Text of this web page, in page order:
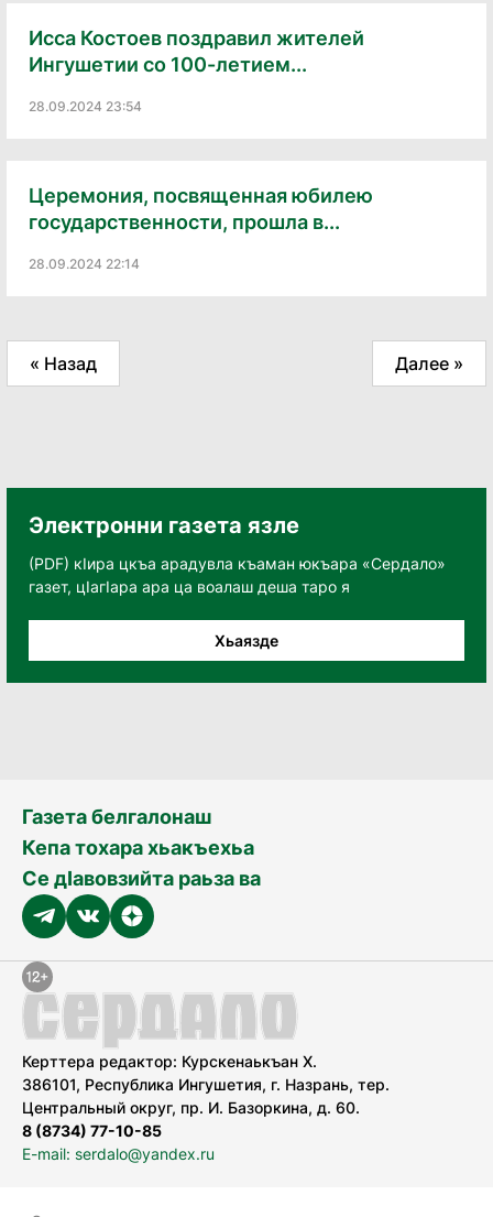
Исса Костоев поздравил жителей
Ингушетии со 100-летием...
28.09.2024 23:54
Церемония, посвященная юбилею
государственности, прошла в...
28.09.2024 22:14
« Назад Далее »
Электронни газета язле
(PDF) кӀира цкъа арадувла къаман юкъара «Сердало»
газет, цӀагӀара ара ца воалаш деша таро я
Хьаязде
Газета белгалонаш
Кепа тохара хьакъехьа
Се дӀавовзийта раьза ва
Керттера редактор: Курскенаькъан Х.
386101, Республика Ингушетия, г. Назрань, тер.
Центральный округ, пр. И. Базоркина, д. 60.
8 (8734) 77-10-85
E-mail: serdalo@yandex.ru